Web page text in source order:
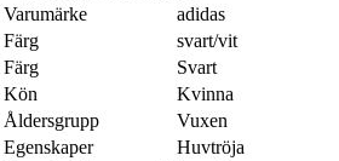
Varumärke
adidas
Färg
svart/vit
Färg
Svart
Kön
Kvinna
Åldersgrupp
Vuxen
Egenskaper
Huvtröja